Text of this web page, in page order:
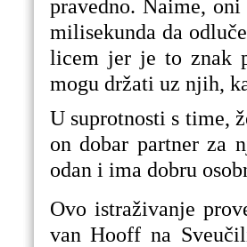
pravedno. Naime,
milisekunda da
licem jer je to znak
mogu držati uz njih,
U suprotnosti s time,
on dobar partner za
odan i ima dobru
Ovo istraživanje
van Hooff na